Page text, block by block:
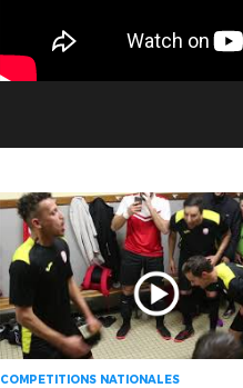
COMPETITIONS NATIONALES